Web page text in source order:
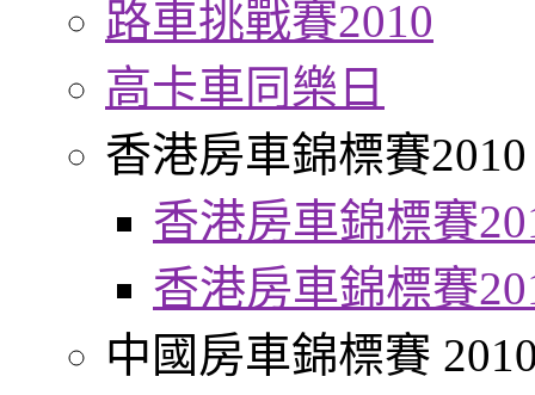
路車挑戰賽2010
高卡車同樂日
香港房車錦標賽2010
香港房車錦標賽
香港房車錦標賽
中國房車錦標賽